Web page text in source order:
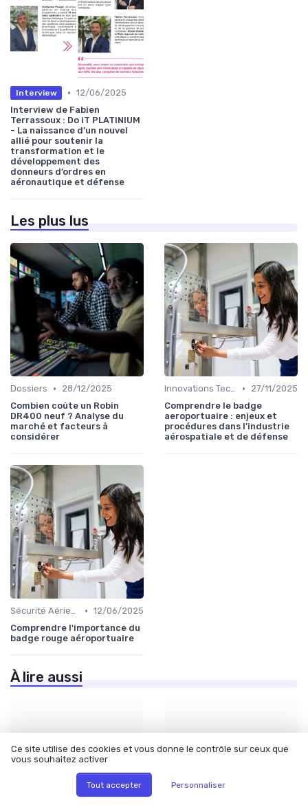
Interview • 12/06/2025
Interview de Fabien
Terrassoux : Do iT PLATINIUM
- La naissance d’un nouvel
allié pour soutenir la
transformation et le
développement des
donneurs d’ordres en
aéronautique et défense
Les plus lus
Dossiers •
28/12/2025
Combien coûte un Robin
DR400 neuf ? Analyse du
marché et facteurs à
considérer
Innovations Technologiques •
27/11/2025
Comprendre le badge
aeroportuaire : enjeux et
procédures dans l’industrie
aérospatiale et de défense
Sécurité Aérienne • 12/06/2025
Comprendre l'importance du
badge rouge aéroportuaire
À lire aussi
Impression 3D
métallique en
aéronautique...
Ce site utilise des cookies et vous donne le contrôle sur ceux que
vous souhaitez activer
Tout accepter Personnaliser